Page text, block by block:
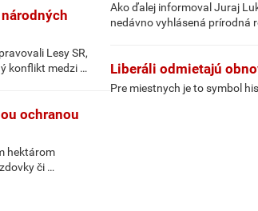
Lesy SR,
konflikt medzi …
ochranou
hektárom
či …
Ako ďalej informoval Juraj
nedávno vyhlásená prírodná
Liberáli odmietajú
Pre miestnych je to symbol